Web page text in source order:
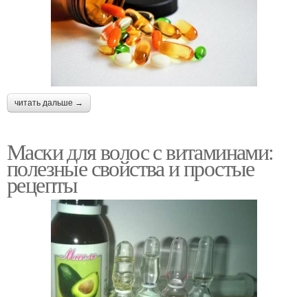
читать дальше →
Маски для волос с витаминами:
полезные свойства и простые
рецепты